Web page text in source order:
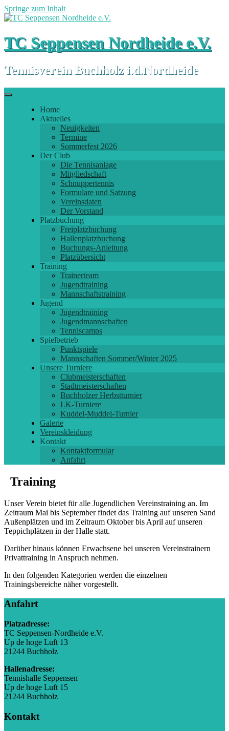
Springe zum Inhalt
TC Seppensen Nordheide e.V.
Tennisverein Buchholz i.d.Nordheide
Home
Aktuelles
Neuigkeiten
Termine
Sommerfest 2026
Der Club
Die Tennisanlage
Mitgliedschaft
Schnuppertennis
Formulare und Satzung
Vereinsdaten
Der Vorstand
Platzbuchung
Freiplatzbuchung
Hallenplatzbuchung
Buchungs-Anleitung
Platzübersicht
Training
Trainerteam
Jugendtraining
Mannschaftstraining
Jugend
Jugendtraining
Jugendmannschaften
Tenniscamps
Spielbetrieb
Punktspiele
Mannschaften Sommer/Winter 2025
Unsere Turniere
Clubmeisterschaften
Stadtmeisterschaften
Buchholzer Herbstturnier
LK-Turniere
Kuddel-Muddel-Turnier
Galerie
Vereinskleidung
Kontakt
Kontaktformular
Anfahrt
Training
Unser Verein bietet für alle Jugendlichen Vereinstraining an. Im
Zeitraum Mai bis September findet das Training auf unseren Sand
Außenplätzen und im Zeitraum Oktober bis April auf unseren
Teppichplätzen in der Halle statt.
Darüber hinaus können Erwachsene bei unseren Vereinstrainern
Privattraining in Anspruch nehmen.
In den folgenden Kategorien werden die einzelnen
Trainingsbereiche näher vorgestellt.
Anfahrt
Platzadresse:
TC Seppensen-Nordheide e.V.
Up de hoge Luft 13
21244 Buchholz
Hallenadresse:
Tennishalle Seppensen
Up de hoge Luft 15
21244 Buchholz
Kontakt